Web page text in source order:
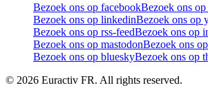
Bezoek ons op facebookBezoek ons
Bezoek ons op linkedinBezoek ons op
Bezoek ons op rss-feedBezoek ons op
Bezoek ons op mastodonBezoek ons
Bezoek ons op blueskyBezoek ons op
© 2026 Euractiv FR. All rights reserved.